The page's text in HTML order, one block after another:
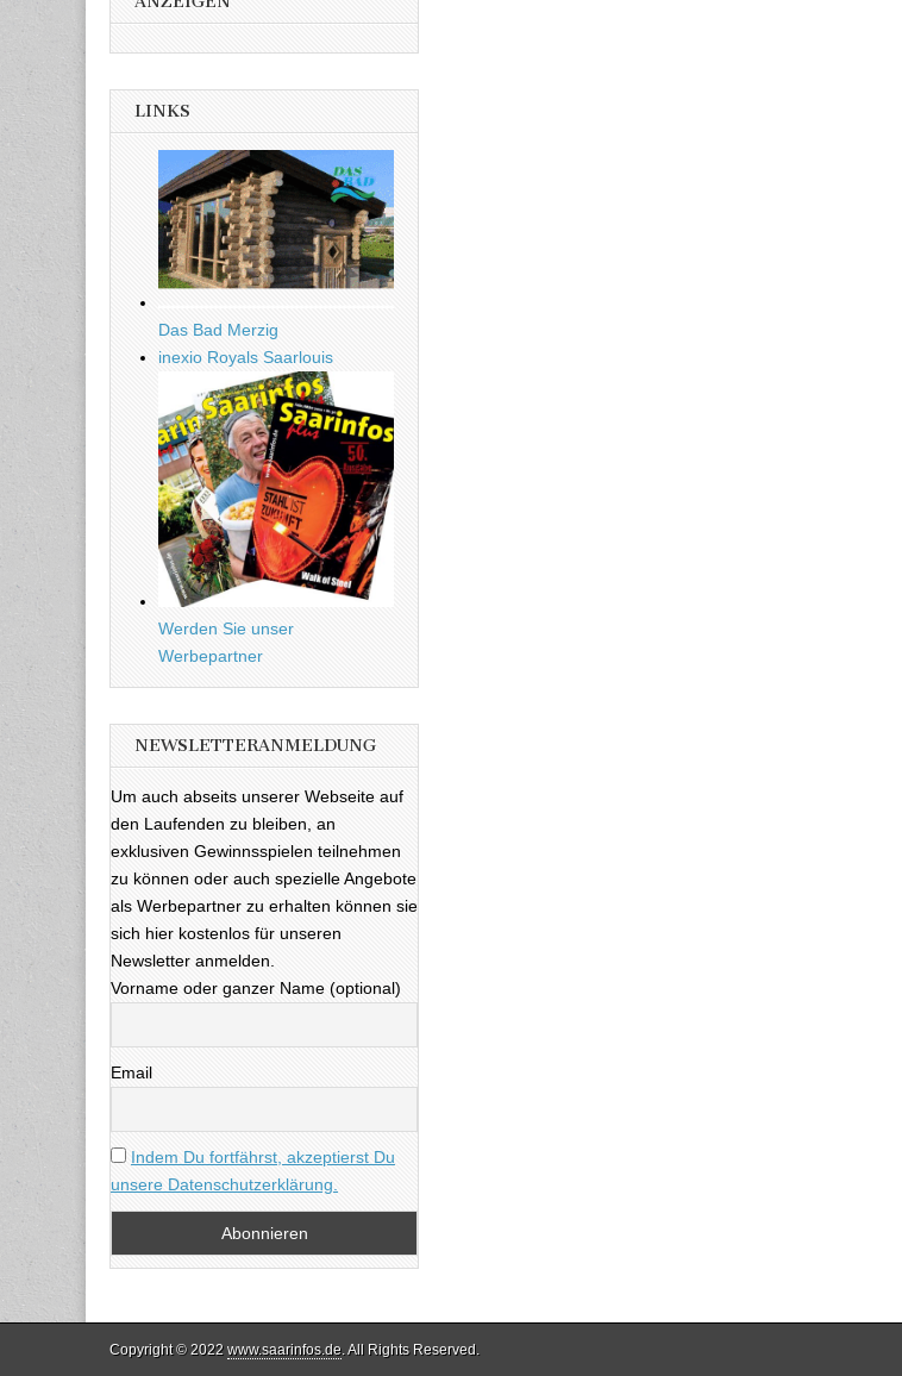
LINKS
Das Bad Merzig
inexio Royals Saarlouis
Werden Sie unser
Werbepartner
NEWSLETTERANMELDUNG
Um auch abseits unserer Webseite auf
den Laufenden zu bleiben, an
exklusiven Gewinnsspielen teilnehmen
zu können oder auch spezielle Angebote
als Werbepartner zu erhalten können sie
sich hier kostenlos für unseren
Newsletter anmelden.
Vorname oder ganzer Name (optional)
Email
Indem Du fortfährst, akzeptierst Du
unsere Datenschutzerklärung.
Copyright © 2022 www.saarinfos.de. All Rights Reserved.